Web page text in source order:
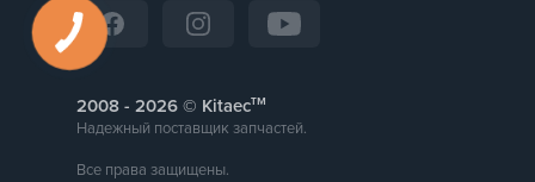
2008 - © Kitaecтм
Надежный поставщик запчастей.
Все права защищены.